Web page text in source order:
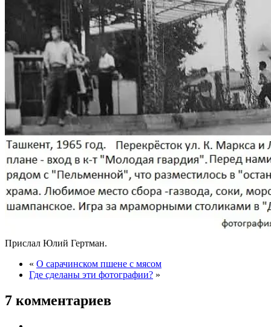
Прислал Юлий Гертман.
« О сарачинском пшене с мясом
Где сделаны эти фотографии? »
7 комментариев